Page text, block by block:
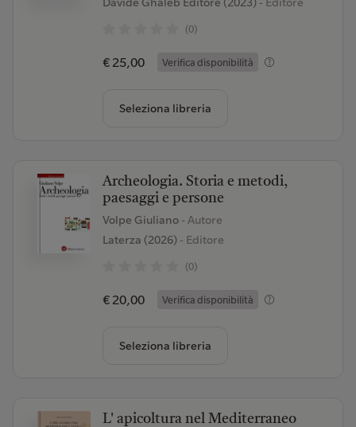
(0)
€ 25,00 Verifica disponibilità
Seleziona libreria
Archeologia. Storia e metodi,
paesaggi e persone
Volpe Giuliano - Autore
Laterza (2026)- Editore
(0)
€ 20,00 Verifica disponibilità
Seleziona libreria
L' apicoltura nel Mediterraneo